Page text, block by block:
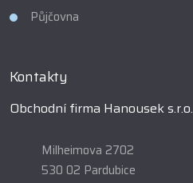
Půjčovna
Kontakty
Obchodní firma Hanousek s.r.o.
Milheimova 2702
530 02 Pardubice